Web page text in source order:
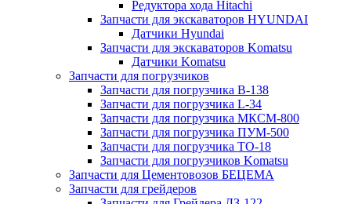
Редуктора хода Hitachi
Запчасти для экскаваторов HYUNDAI
Датчики Hyundai
Запчасти для экскаваторов Komatsu
Датчики Komatsu
Запчасти для погрузчиков
Запчасти для погрузчика B-138
Запчасти для погрузчика L-34
Запчасти для погрузчика МКСМ-800
Запчасти для погрузчика ПУМ-500
Запчасти для погрузчика ТО-18
Запчасти для погрузчиков Komatsu
Запчасти для Цементовозов БЕЦЕМА
Запчасти для грейдеров